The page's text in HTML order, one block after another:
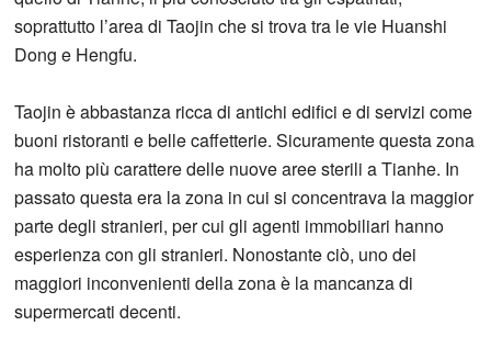
soprattutto l’area di Taojin che si trova tra le vie Huanshi
Dong e Hengfu.
Taojin è abbastanza ricca di antichi edifici e di servizi come
buoni ristoranti e belle caffetterie. Sicuramente questa zona
ha molto più carattere delle nuove aree sterili a Tianhe. In
passato questa era la zona in cui si concentrava la maggior
parte degli stranieri, per cui gli agenti immobiliari hanno
esperienza con gli stranieri. Nonostante ciò, uno dei
maggiori inconvenienti della zona è la mancanza di
supermercati decenti.